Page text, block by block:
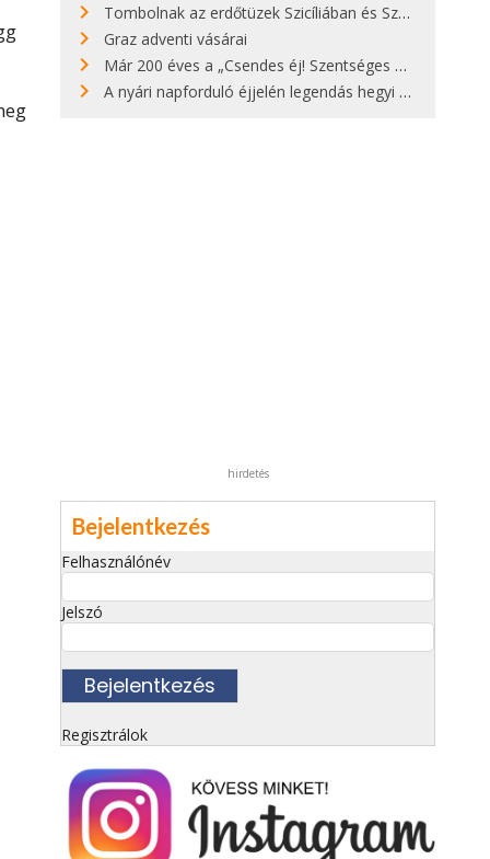
Tombolnak az erdőtüzek Szicíliában és Szardínián
Graz adventi vásárai
Már 200 éves a „Csendes éj! Szentséges éj!”
A nyári napforduló éjjelén legendás hegyi tüzek világítják meg Zugspitzét
hirdetés
Bejelentkezés
Felhasználónév
Jelszó
Regisztrálok